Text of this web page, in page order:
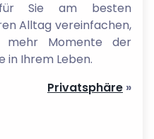
für Sie am besten
Alltag vereinfachen,
Momente der
in Ihrem Leben.
Privatsphäre »